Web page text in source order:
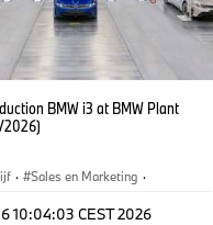
BMW i3 at BMW Plant
· Sales en Marketing ·
10:04:03 CEST 2026